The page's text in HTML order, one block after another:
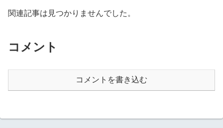
関連記事は見つかりませんでした。
コメント
コメントを書き込む